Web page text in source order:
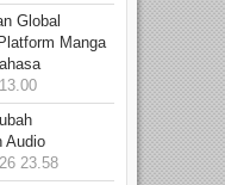
Global
Manga
Audio
23.58